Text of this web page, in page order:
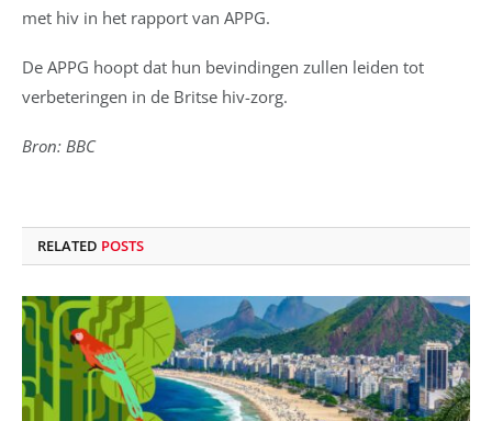
met hiv in het rapport van APPG.
De APPG hoopt dat hun bevindingen zullen leiden tot
verbeteringen in de Britse hiv-zorg.
Bron: BBC
RELATED POSTS